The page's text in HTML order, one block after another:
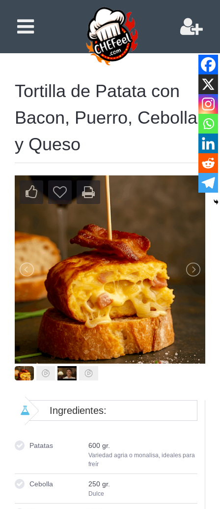
Tortilla de Patata con
Bacon, Puerro, Cebolla
y Queso
Ingredientes:
Patatas 600gr.
Variedad agria o monalisa, ideales para
freír
Cebolla 250gr.
Dulce